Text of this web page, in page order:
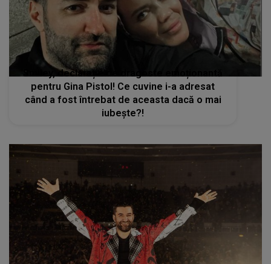
Smiley, declarație de dragoste emoționantă
pentru Gina Pistol! Ce cuvine i-a adresat
când a fost întrebat de aceasta dacă o mai
iubește?!